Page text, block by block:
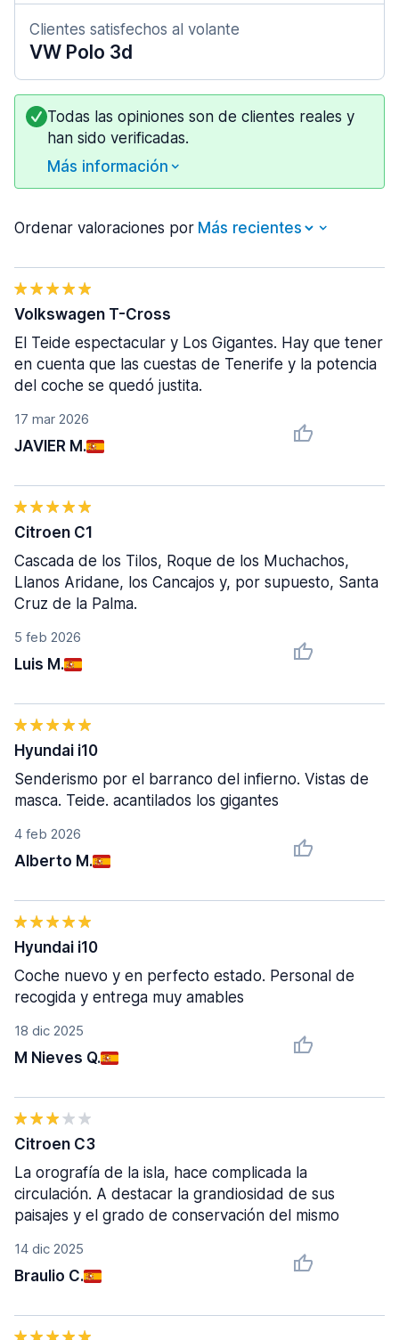
Clientes satisfechos al volante
VW Polo 3d
Todas las opiniones son de clientes reales y
han sido verificadas.
Más información
Ordenar valoraciones por
17 mar 2026
JAVIER M.
Volkswagen T-Cross
El Teide espectacular y Los Gigantes. Hay que tener
en cuenta que las cuestas de Tenerife y la potencia
del coche se quedó justita.
5 feb 2026
Luis M.
Citroen C1
Cascada de los Tilos, Roque de los Muchachos,
Llanos Aridane, los Cancajos y, por supuesto, Santa
Cruz de la Palma.
4 feb 2026
Alberto M.
Hyundai i10
Senderismo por el barranco del infierno. Vistas de
masca. Teide. acantilados los gigantes
18 dic 2025
M Nieves Q.
Hyundai i10
Coche nuevo y en perfecto estado. Personal de
recogida y entrega muy amables
14 dic 2025
Braulio C.
Citroen C3
La orografía de la isla, hace complicada la
circulación. A destacar la grandiosidad de sus
paisajes y el grado de conservación del mismo